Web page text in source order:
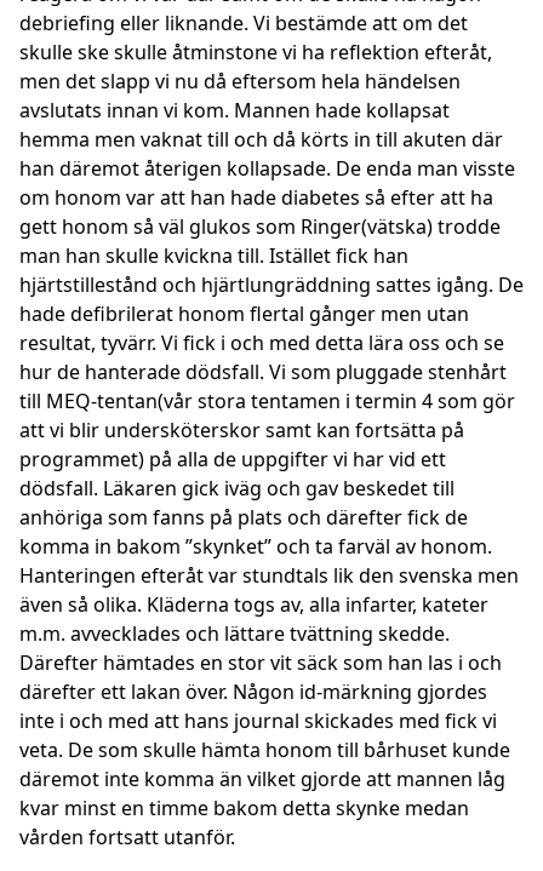
debriefing eller liknande. Vi bestämde att om det
skulle ske skulle åtminstone vi ha reflektion efteråt,
men det slapp vi nu då eftersom hela händelsen
avslutats innan vi kom. Mannen hade kollapsat
hemma men vaknat till och då körts in till akuten där
han däremot återigen kollapsade. De enda man visste
om honom var att han hade diabetes så efter att ha
gett honom så väl glukos som Ringer(vätska) trodde
man han skulle kvickna till. Istället fick han
hjärtstillestånd och hjärtlungräddning sattes igång. De
hade defibrilerat honom flertal gånger men utan
resultat, tyvärr. Vi fick i och med detta lära oss och se
hur de hanterade dödsfall. Vi som pluggade stenhårt
till MEQ-tentan(vår stora tentamen i termin 4 som gör
att vi blir undersköterskor samt kan fortsätta på
programmet) på alla de uppgifter vi har vid ett
dödsfall. Läkaren gick iväg och gav beskedet till
anhöriga som fanns på plats och därefter fick de
komma in bakom ”skynket” och ta farväl av honom.
Hanteringen efteråt var stundtals lik den svenska men
även så olika. Kläderna togs av, alla infarter, kateter
m.m. avvecklades och lättare tvättning skedde.
Därefter hämtades en stor vit säck som han las i och
därefter ett lakan över. Någon id-märkning gjordes
inte i och med att hans journal skickades med fick vi
veta. De som skulle hämta honom till bårhuset kunde
däremot inte komma än vilket gjorde att mannen låg
kvar minst en timme bakom detta skynke medan
vården fortsatt utanför.